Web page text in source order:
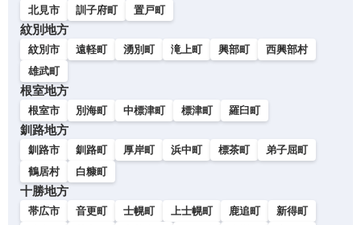
北見市 訓子府町 置戸町
紋別地方
紋別市 遠軽町 湧別町 滝上町 興部町
西興部村
雄武町
根室地方
根室市 別海町 中標津町 標津町 羅臼町
釧路地方
釧路市 釧路町 厚岸町 浜中町 標茶町
弟子屈町
鶴居村
白糠町
十勝地方
帯広市 音更町 士幌町 上士幌町 鹿追町
新得町